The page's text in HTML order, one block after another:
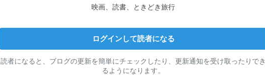
映画、読書、ときどき旅行
ログインして読者になる
読者になると、ブログの更新を簡単にチェックしたり、更新通知を受け取ったりでき
るようになります。